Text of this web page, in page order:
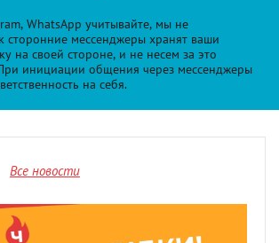
WhatsApp учитывайте, мы не
сторонние мессенджеры хранят ваши
на своей стороне, и не несем за это
При инициации общения через мессенджеры
на себя.
Все новости